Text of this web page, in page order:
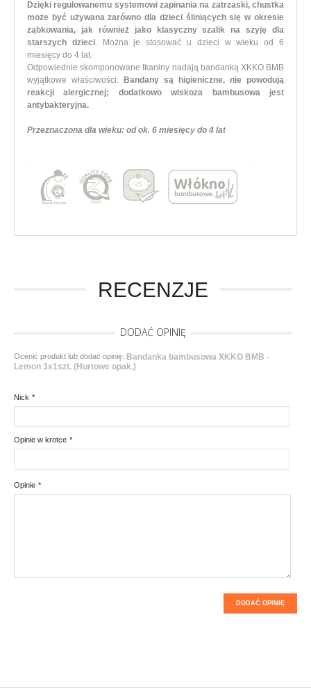
Dzięki regulowanemu systemowi zapinania na zatrzaski, chustka
może być używana zarówno dla dzieci śliniących się w okresie
ząbkowania, jak również jako klasyczny szalik na szyję dla
starszych dzieci. Można je stosować u dzieci w wieku od 6
miesięcy do 4 lat.
Odpowiednie skomponowane tkaniny nadają bandanką XKKO BMB
wyjątkowe właściwości. Bandany są higieniczne, nie powodują
reakcji alergicznej; dodatkowo wiskoza bambusowa jest
antybakteryjna.
Przeznaczona dla wieku: od ok. 6 miesięcy do 4 lat
RECENZJE
DODAĆ OPINIĘ
Ocenić produkt lub dodać opinię: Bandanka bambusowa XKKO BMB -
Lemon 3x1szt. (Hurtowe opak.)
*
Nick
*
Opinie w krotce
*
Opinie
DODAĆ OPINIĘ